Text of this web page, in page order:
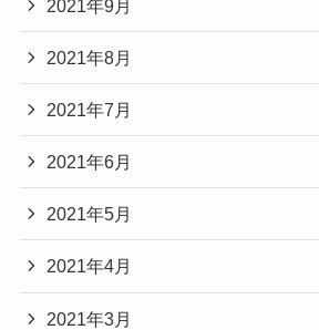
2021年9月
2021年8月
2021年7月
2021年6月
2021年5月
2021年4月
2021年3月